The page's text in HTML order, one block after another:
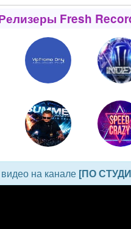
Fresh
на канале [ПО